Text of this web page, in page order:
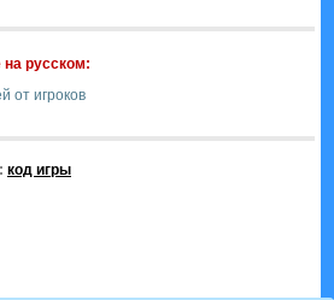
на русском:
от игроков
код игры